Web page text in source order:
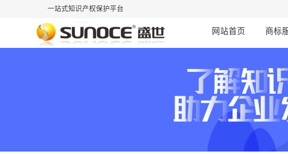
一站式知识产权保护平台
网站首页 商标